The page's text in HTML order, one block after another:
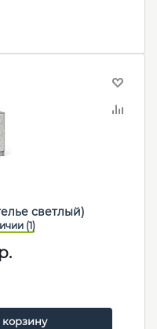
светлый)
р.
корзину